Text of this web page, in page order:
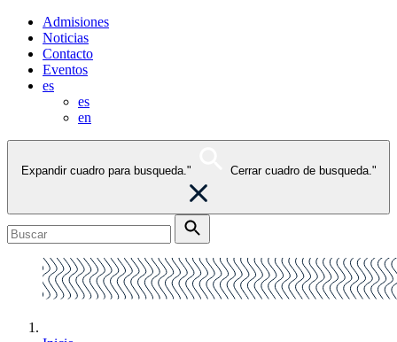
Admisiones
Noticias
Contacto
Eventos
es
es
en
Expandir cuadro para busqueda." Cerrar cuadro de busqueda."